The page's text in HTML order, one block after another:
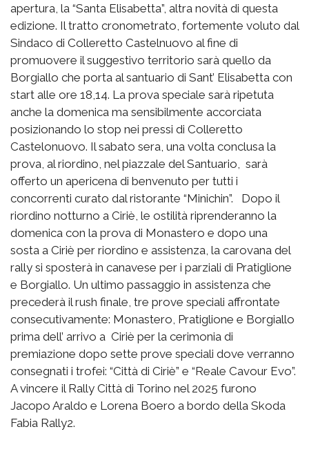
apertura, la “Santa Elisabetta”, altra novità di questa
edizione. Il tratto cronometrato, fortemente voluto dal
Sindaco di Colleretto Castelnuovo al fine di
promuovere il suggestivo territorio sarà quello da
Borgiallo che porta al santuario di Sant’ Elisabetta con
start alle ore 18,14. La prova speciale sarà ripetuta
anche la domenica ma sensibilmente accorciata
posizionando lo stop nei pressi di Colleretto
Castelonuovo. Il sabato sera, una volta conclusa la
prova, al riordino, nel piazzale del Santuario, sarà
offerto un apericena di benvenuto per tutti i
concorrenti curato dal ristorante “Minichin”. Dopo il
riordino notturno a Ciriè, le ostilità riprenderanno la
domenica con la prova di Monastero e dopo una
sosta a Ciriè per riordino e assistenza, la carovana del
rally si sposterà in canavese per i parziali di Pratiglione
e Borgiallo. Un ultimo passaggio in assistenza che
precederà il rush finale, tre prove speciali affrontate
consecutivamente: Monastero, Pratiglione e Borgiallo
prima dell’ arrivo a Ciriè per la cerimonia di
premiazione dopo sette prove speciali dove verranno
consegnati i trofei: “Città di Ciriè” e “Reale Cavour Evo”.
A vincere il Rally Città di Torino nel 2025 furono
Jacopo Araldo e Lorena Boero a bordo della Skoda
Fabia Rally2.